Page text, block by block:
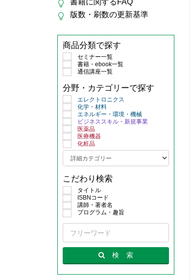
版数・刷数の更新基準
商品分類で探す
セミナー一覧
書籍・ebook一覧
通信講座一覧
分野・カテゴリーで探す
エレクトロニクス
化学・材料
エネルギー・環境・機械
ビジネススキル・新規事業
医薬品
医療機器
化粧品
こだわり検索
タイトル
ISBNコード
講師・著者名
プログラム・趣旨
検 索